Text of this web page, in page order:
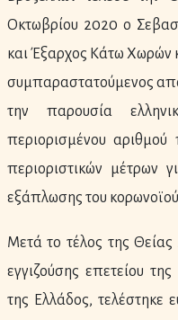
Οκτωβρίου 2020 ο
και Έξαρχος Κάτω Χωρών
συμπαραστατούμενος
την παρουσία
περιορισμένου
περιοριστικών μέτρων
εξάπλωσης του
Μετά το τέλος της Θείας
εγγιζούσης επετείου
της Ελλάδος, τελέστηκε